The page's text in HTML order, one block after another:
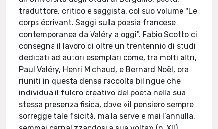
traduttore, critico e saggista, col suo volume "Le
corps écrivant. Saggi sulla poesia francese
contemporanea da Valéry a oggi", Fabio Scotto ci
consegna il lavoro di oltre un trentennio di studi
dedicati ad autori esemplari come, tra molti altri,
Paul Valéry, Henri Michaud, e Bernard Noël, ora
riuniti in questa densa raccolta bilingue che
individua il fulcro creativo del poeta nella sua
stessa presenza fisica, dove «il pensiero sempre
sorregge tale fisicità, ma la serve e mai l’annulla,